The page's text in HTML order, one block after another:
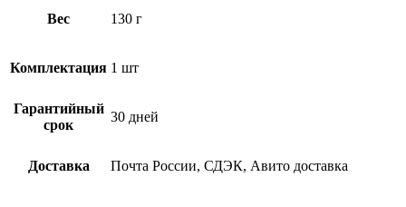
Вес 130 г
Комплектация 1 шт
Гарантийный
срок
30 дней
Доставка Почта России, СДЭК, Авито доставка